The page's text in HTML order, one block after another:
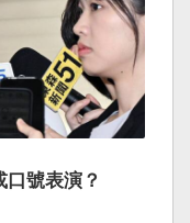
口號表演？